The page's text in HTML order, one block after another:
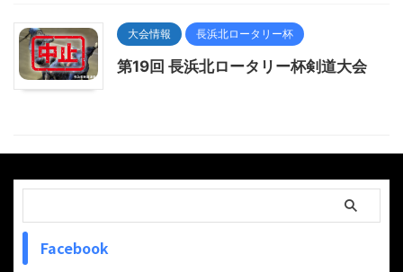
大会情報 長浜北ロータリー杯
第19回 長浜北ロータリー杯剣道大会
Facebook